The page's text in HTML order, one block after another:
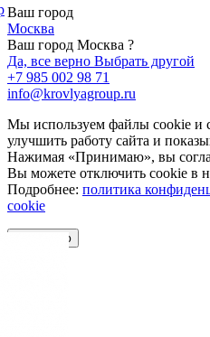
Ваш город
Москва
Ваш город Москва ?
Да, все верно Выбрать другой
+7 985 002 98 71
info@krovlyagroup.ru
Мы используем файлы cookie и
улучшить работу сайта и
Нажимая «Принимаю», вы
Вы можете отключить cookie в
Подробнее: политика
cookie
Принимаю